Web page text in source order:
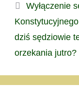
Wyłączenie
dziś sędziowie
orzekania jutro?